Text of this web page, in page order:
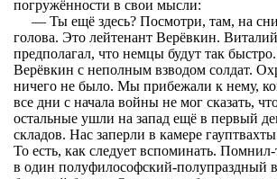
погружённости в свои мысли:
— Ты ещё здесь? Посмотри, там, на
голова. Это лейтенант Верёвкин.
предполагал, что немцы будут так
Верёвкин с неполным взводом солдат.
ничего не было. Мы прибежали к нему,
все дни с начала войны не мог сказать,
остальные ушли на запад ещё в первый
складов. Нас заперли в камере
То есть, как следует вспоминать.
в один полуфилософский-полупраздный